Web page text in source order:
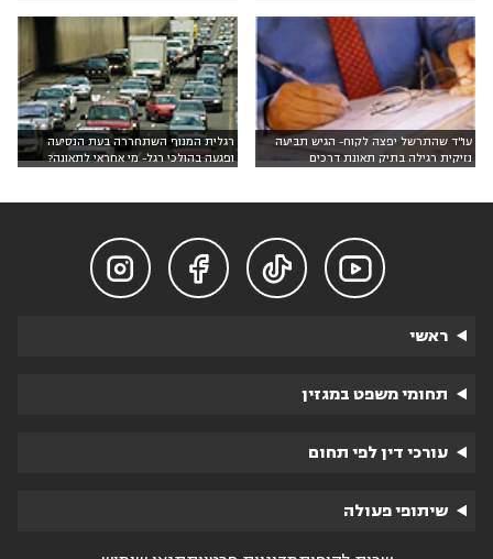
עו"ד שהתרשל יפצה לקוח- הגיש תביעה
נזיקית רגילה בתיק תאונת דרכים
רגלית המנוף השתחררה בעת הנסיעה
ופגעה בהולכי רגל- מי אחראי לתאונה?




ראשי
תחומי משפט במגזין
עורכי דין לפי תחום
שיתופי פעולה